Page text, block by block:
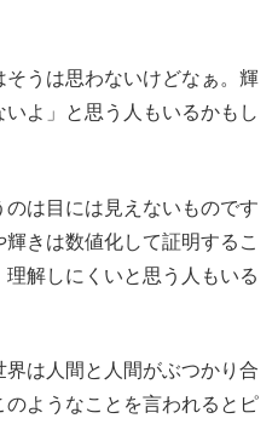
うは思わないけどなぁ。輝
よ」と思う人もいるかもし
は目には見えないものです
きは数値化して証明するこ
解しにくいと思う人もいる
は人間と人間がぶつかり合
ようなことを言われるとピ